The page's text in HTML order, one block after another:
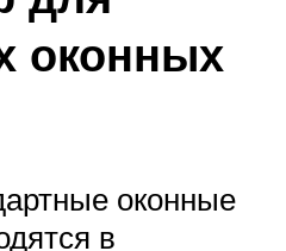
оконных
оконные
в